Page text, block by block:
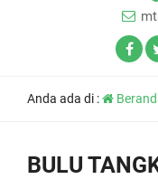
Anda ada di :
BULU